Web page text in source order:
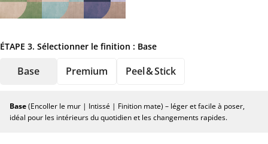
ÉTAPE 3. Sélectionner le finition : Base
Base Premium Peel & Stick
Base(Encoller le mur | Intissé | Finition mate) – léger et facile à poser,
idéal pour les intérieurs du quotidien et les changements rapides.